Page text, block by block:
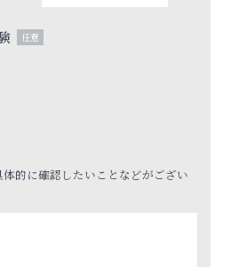
任意
的に確認したいことなどがござい